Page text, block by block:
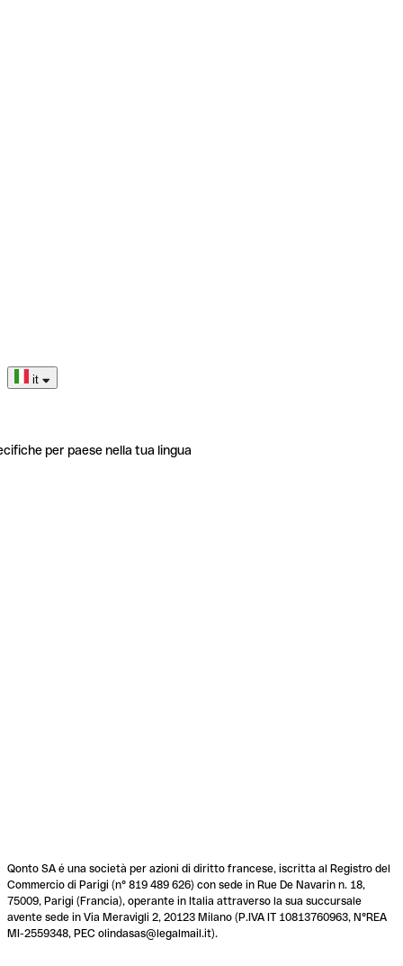
it
per paese nella tua lingua
Qonto SA é una società per azioni di diritto francese, iscritta al Registro del
Commercio di Parigi (n° 819 489 626) con sede in Rue De Navarin n. 18,
75009, Parigi (Francia), operante in Italia attraverso la sua succursale
avente sede in Via Meravigli 2, 20123 Milano (P.IVA IT 10813760963, N°REA
MI-2559348, PEC olindasas@legalmail.it).